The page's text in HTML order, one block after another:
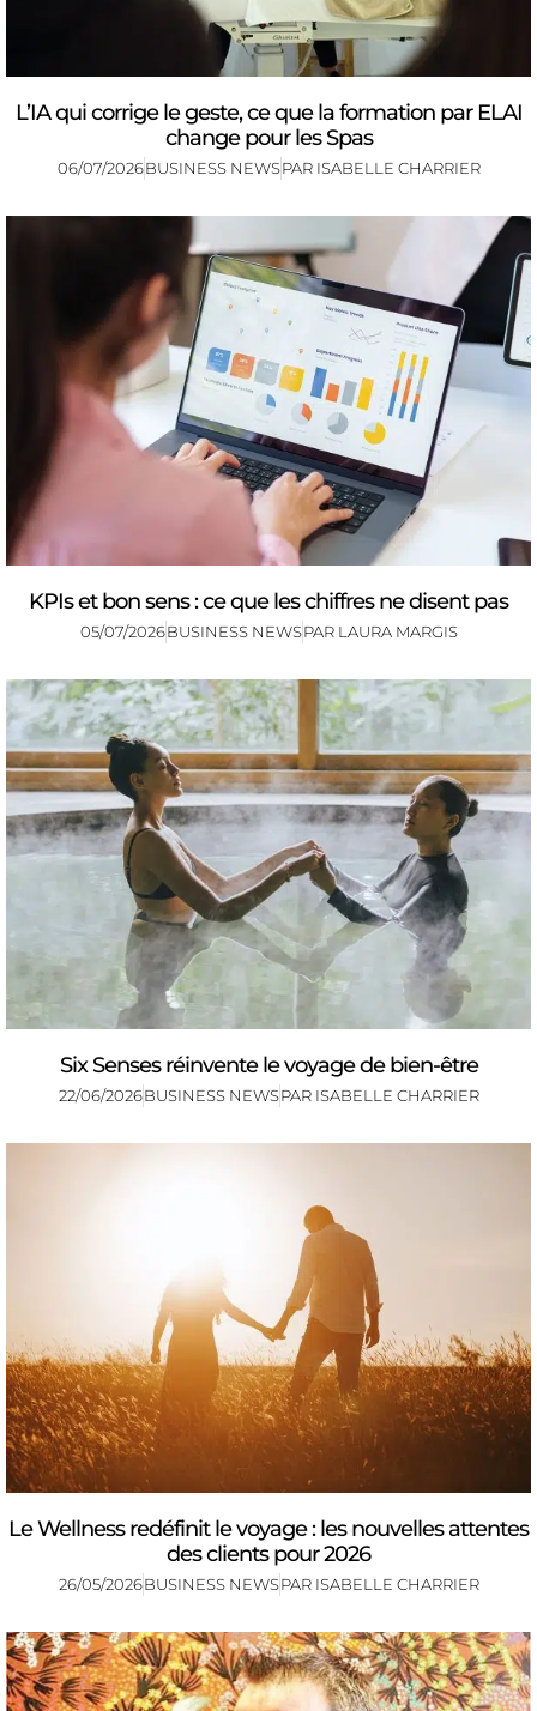
L’IA qui corrige le geste, ce que la formation par ELAI
change pour les Spas
06/07/2026BUSINESS NEWSPAR ISABELLE CHARRIER
KPIs et bon sens : ce que les chiffres ne disent pas
05/07/2026BUSINESS NEWSPAR LAURA MARGIS
Six Senses réinvente le voyage de bien-être
22/06/2026BUSINESS NEWSPAR ISABELLE CHARRIER
Le Wellness redéfinit le voyage : les nouvelles attentes
des clients pour 2026
26/05/2026BUSINESS NEWSPAR ISABELLE CHARRIER